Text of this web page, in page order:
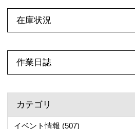
在庫状況
作業日誌
カテゴリ
イベント情報 (507)